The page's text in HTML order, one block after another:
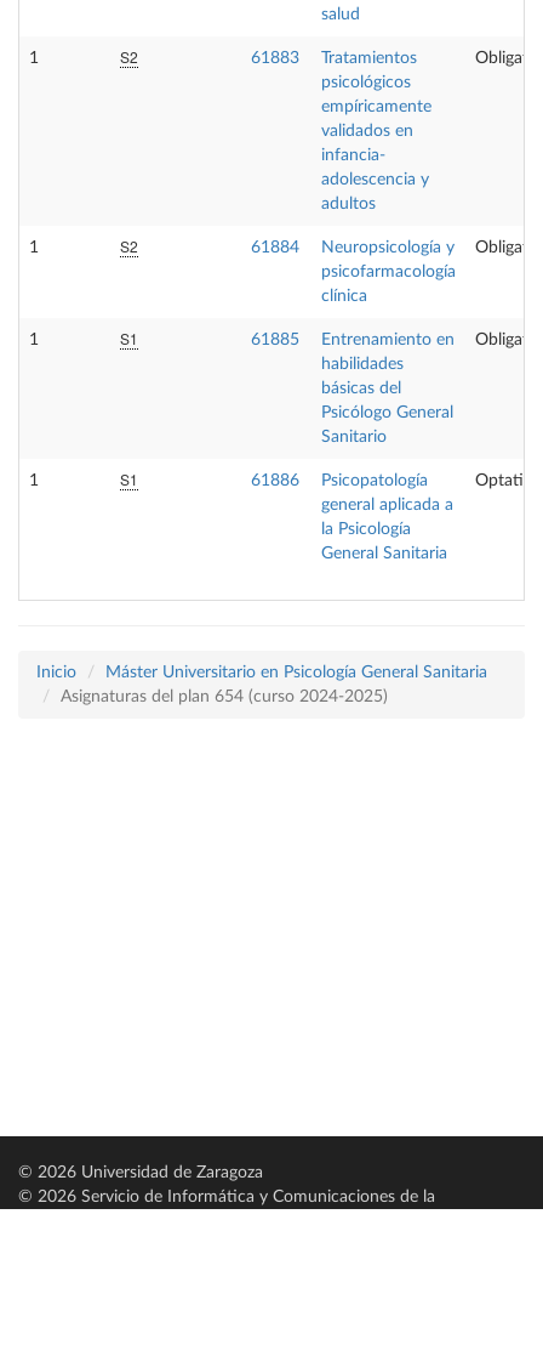
salud
1 S2 61883
Tratamientos
psicológicos
empíricamente
validados en
infancia-
adolescencia y
adultos
1 S2 61884
Neuropsicología y
psicofarmacología
clínica
1 S1 61885
Entrenamiento en
habilidades
básicas del
Psicólogo General
Sanitario
1 S1 61886
Psicopatología
general aplicada a
la Psicología
General Sanitaria
Optativa
Inicio
Máster Universitario en Psicología General Sanitaria
Asignaturas del plan 654 (curso 2024-2025)
© 2026 Universidad de Zaragoza
© 2026 Servicio de Informática y Comunicaciones de la